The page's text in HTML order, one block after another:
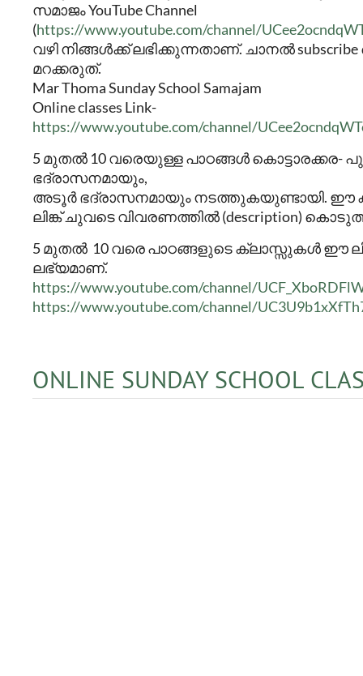
സമാജം YouTube Channel
(https://www.youtube.com/channel/
വഴി നിങ്ങൾക്ക് ലഭിക്കുന്നതാണ്. ചാനൽ
മറക്കരുത്.
Mar Thoma Sunday School Samajam
Online classes Link-
https://www.youtube.com/channel/
5 മുതൽ 10 വരെയുള്ള പാഠങ്ങൾ കൊട്ടാരക്കര-
ഭദ്രാസനമായും,
അടൂർ ഭദ്രാസനമായും നടത്തുകയുണ്ടായി. ഈ
ലിങ്ക് ചുവടെ വിവരണത്തിൽ (description)
5 മുതൽ 10 വരെ പാഠങ്ങളുടെ ക്ലാസ്സുകൾ ഈ
ലഭ്യമാണ്.
https://www.youtube.com/channel/
https://www.youtube.com/channel/
ONLINE SUNDAY SCHOOL